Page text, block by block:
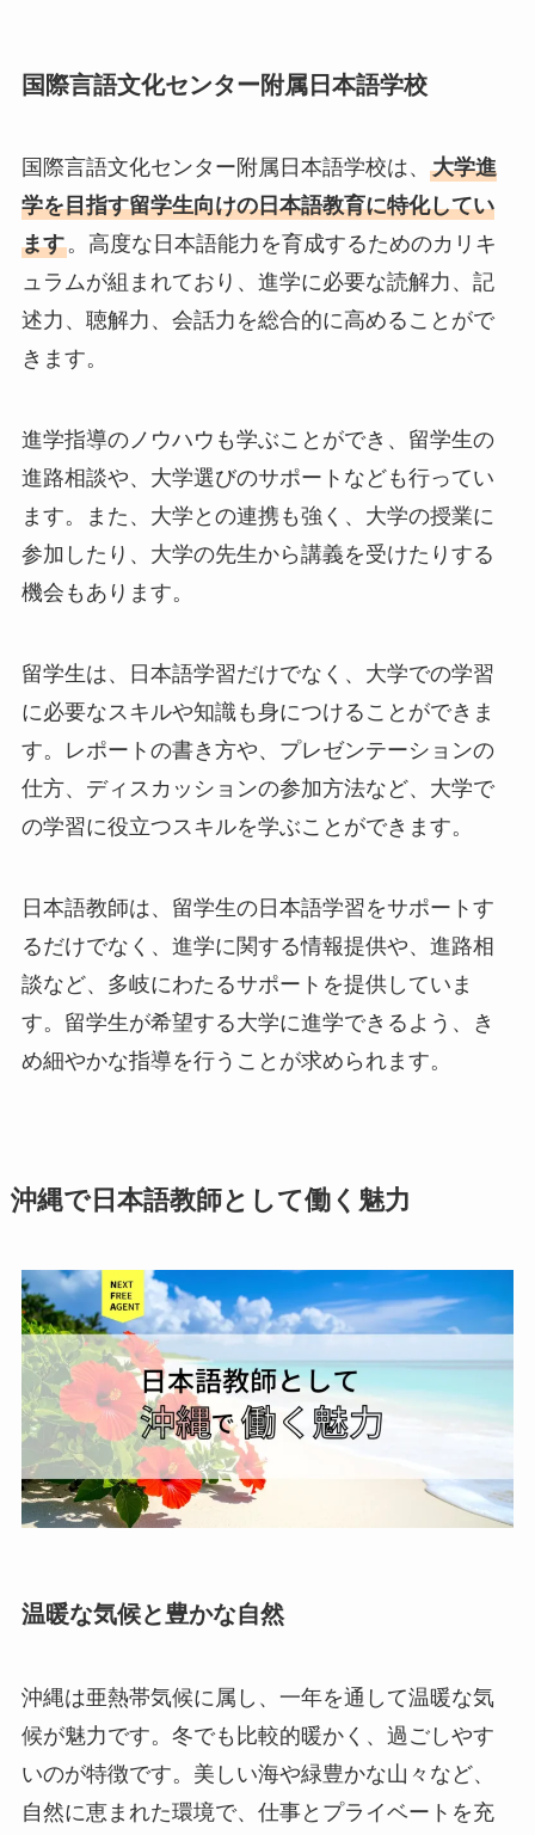
国際言語文化センター附属日本語学校
国際言語文化センター附属日本語学校は、 大学進
学を目指す留学生向けの日本語教育に特化してい
ます。高度な日本語能力を育成するためのカリキ
ュラムが組まれており、進学に必要な読解力、記
述力、聴解力、会話力を総合的に高めることがで
きます。
進学指導のノウハウも学ぶことができ、留学生の
進路相談や、大学選びのサポートなども行ってい
ます。また、大学との連携も強く、大学の授業に
参加したり、大学の先生から講義を受けたりする
機会もあります。
留学生は、日本語学習だけでなく、大学での学習
に必要なスキルや知識も身につけることができま
す。レポートの書き方や、プレゼンテーションの
仕方、ディスカッションの参加方法など、大学で
の学習に役立つスキルを学ぶことができます。
日本語教師は、留学生の日本語学習をサポートす
るだけでなく、進学に関する情報提供や、進路相
談など、多岐にわたるサポートを提供していま
す。留学生が希望する大学に進学できるよう、き
め細やかな指導を行うことが求められます。
沖縄で日本語教師として働く魅力
温暖な気候と豊かな自然
沖縄は亜熱帯気候に属し、一年を通して温暖な気
候が魅力です。冬でも比較的暖かく、過ごしやす
いのが特徴です。美しい海や緑豊かな山々など、
自然に恵まれた環境で、仕事とプライベートを充